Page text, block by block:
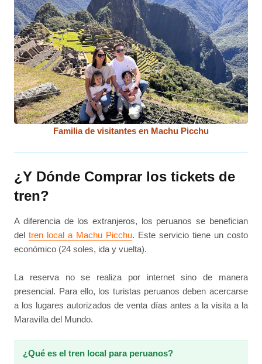
Familia de visitantes en Machu Picchu
¿Y Dónde Comprar los tickets de
tren?
A diferencia de los extranjeros, los peruanos se benefician
deltren local a Machu Picchu. Este servicio tiene un costo
económico (24 soles, ida y vuelta).
La reserva no se realiza por internet sino de manera
presencial. Para ello, los turistas peruanos deben acercarse
a los lugares autorizados de venta días antes a la visita a la
Maravilla del Mundo.
¿Qué es el tren local para peruanos?